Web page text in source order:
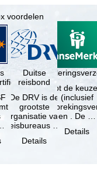
voordelen
Duitse
reisbond
De DRV is de
grootste
organisatie van
reisbureaus en
in Duitsland. …
Details
Je hebt de
(inclusief
en . De …
Details